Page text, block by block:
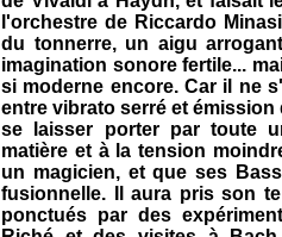
l'orchestre de Riccardo
du tonnerre, un aigu
imagination sonore fertile...
si moderne encore. Car il ne
entre vibrato serré et
se laisser porter par toute
matière et à la tension
un magicien, et que ses
fusionnelle. Il aura pris son
ponctués par des